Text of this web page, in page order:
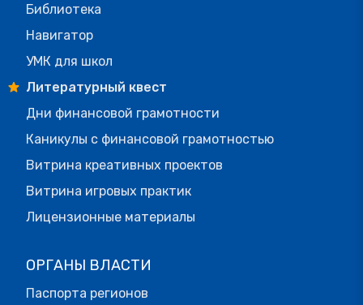
Библиотека
Навигатор
УМК для школ
Литературный квест
Дни финансовой грамотности
Каникулы с финансовой грамотностью
Витрина креативных проектов
Витрина игровых практик
Лицензионные материалы
ОРГАНЫ ВЛАСТИ
Паспорта регионов